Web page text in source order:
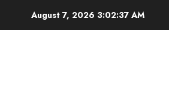
August 7, 2026 3:02:39 AM